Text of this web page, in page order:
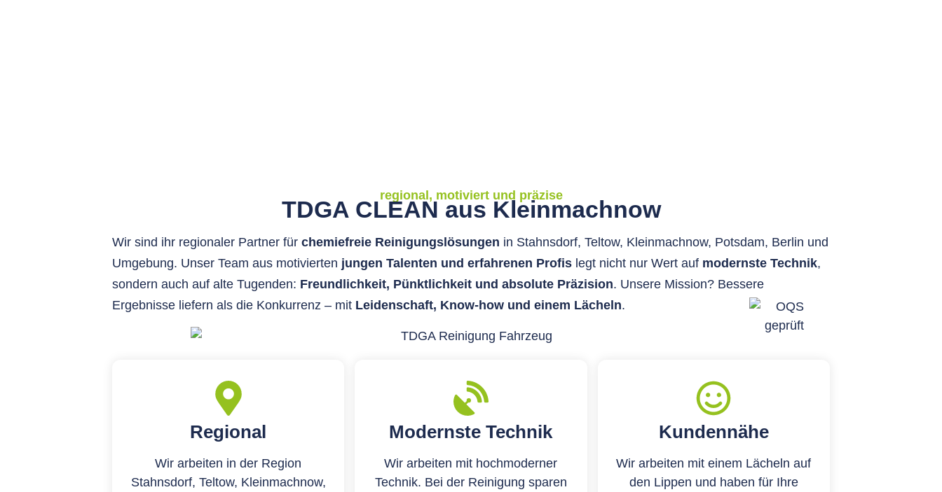
regional, motiviert und präzise
TDGA CLEAN aus Kleinmachnow
Wir sind ihr regionaler Partner für chemiefreie Reinigungslösungen in Stahnsdorf, Teltow, Kleinmachnow, Potsdam, Berlin und
Umgebung. Unser Team aus motivierten jungen Talenten und erfahrenen Profis legt nicht nur Wert auf modernste Technik,
sondern auch auf alte Tugenden: Freundlichkeit, Pünktlichkeit und absolute Präzision. Unsere Mission? Bessere
Ergebnisse liefern als die Konkurrenz – mit Leidenschaft, Know-how und einem Lächeln.
Regional
Wir arbeiten in der Region
Stahnsdorf, Teltow, Kleinmachnow,
Modernste Technik
Wir arbeiten mit hochmoderner
Technik. Bei der Reinigung sparen
Kundennähe
Wir arbeiten mit einem Lächeln auf
den Lippen und haben für Ihre